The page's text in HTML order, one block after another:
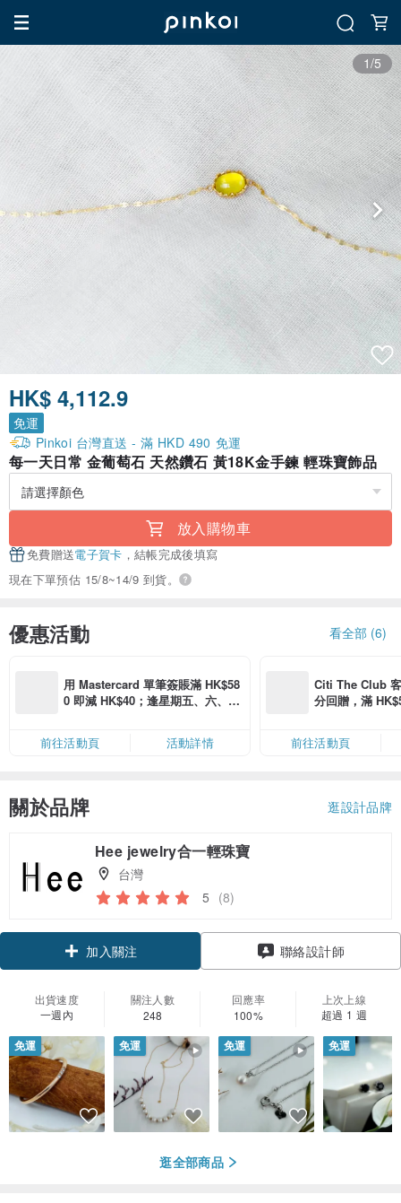
1/5
HK$ 4,112.9
免運
Pinkoi 台灣直送 - 滿 HKD 490 免運
每一天日常 金葡萄石 天然鑽石 黃18K金手鍊 輕珠寶飾品
放入購物車
免費贈送電子賀卡 ，結帳完成後填寫
現在下單預估 15/8~14/9 到貨。
優惠活動 看全部 (6)
用 Mastercard 單筆簽賬滿 HK$58
0 即減 HK$40；逢星期五、六、日
卡」結帳）
前往活動頁 活動詳情
Citi The Club
分回贈，滿
前往活動頁
關於品牌 逛設計品牌
Hee jewelry合一輕珠寶
台灣
5 (8)
加入關注 聯絡設計師
出貨速度
一週內
關注人數
248
回應率
100%
上次上線
超過 1 週
免運 免運 免運 免運
逛全部商品